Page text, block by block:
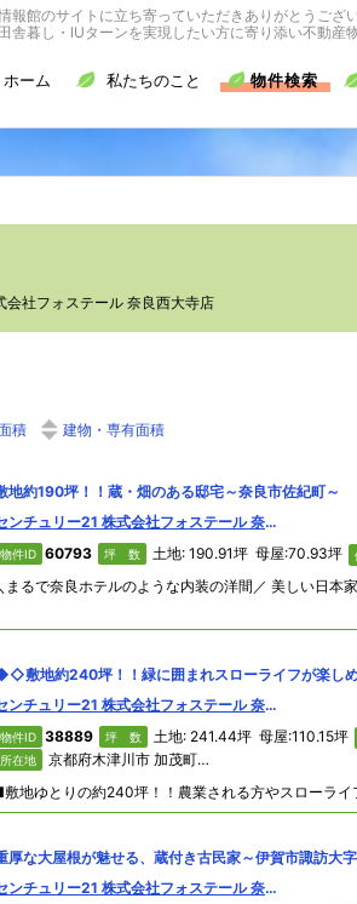
報館のサイトに立ち寄っていただきありがとうご
舎暮し・IUターンを実現したい方に寄り添い不動産
ホーム 私たちのこと 物件検索
会社フォステール 奈良西大寺店
積 建物・専有面積
地約190坪！！蔵・畑のある邸宅～奈良市佐紀町～
センチュリー21 株式会社フォステール 奈良西大寺店
物件ID 60793 坪 数 土地: 190.91坪 母屋:70.93坪
敷地約240坪！！緑に囲まれスローライフが楽
センチュリー21 株式会社フォステール 奈良西大寺店
物件ID 38889 坪 数 土地: 241.44坪 母屋:110.15坪
所在地
京都府木津川市 加茂町勝風和所
厚な大屋根が魅せる、蔵付き古民家～伊賀市諏訪大
センチュリー21 株式会社フォステール 奈良西大寺店